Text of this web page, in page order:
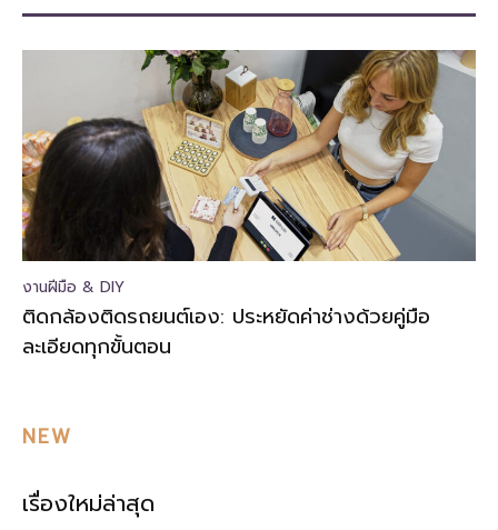
งานฝีมือ & DIY
ติดกล้องติดรถยนต์เอง: ประหยัดค่าช่างด้วยคู่มือ
ละเอียดทุกขั้นตอน
NEW
เรื่องใหม่ล่าสุด